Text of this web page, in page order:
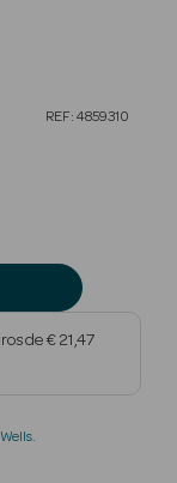
REF: 4859310
de € 21,47